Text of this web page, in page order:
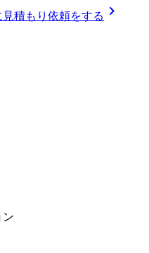
見積もり依頼をする chevron_right
ン